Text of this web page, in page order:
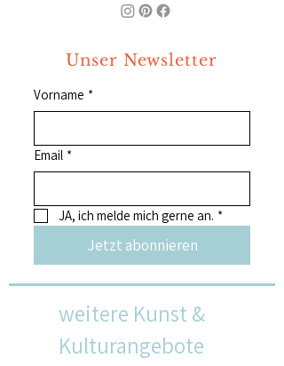
Unser Newsletter
Vorname *
Email *
JA, ich melde mich gerne an. *
Jetzt abonnieren
weitere Kunst &
Kulturangebote